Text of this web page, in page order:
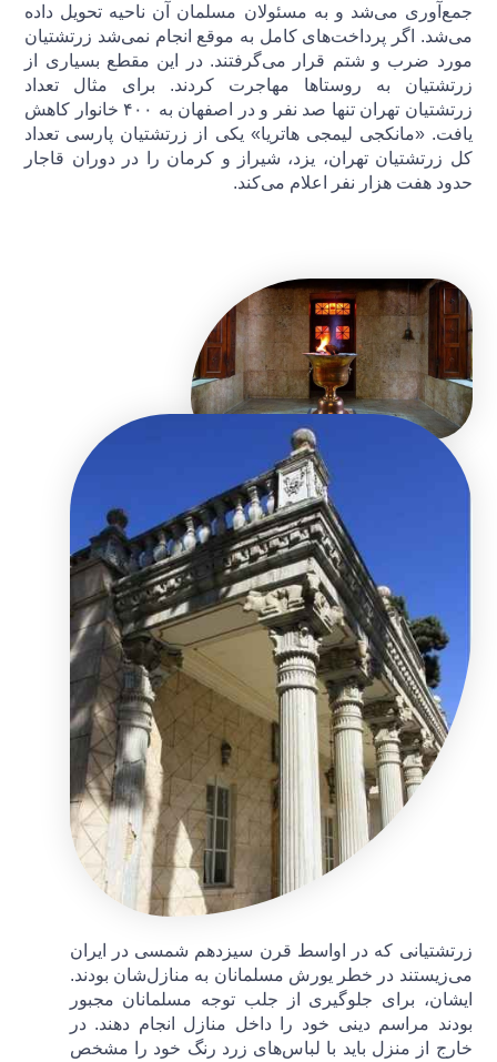
جمع‌آوری می‌شد و به مسئولان مسلمان آن ناحیه تحویل داده
می‌شد. اگر پرداخت‌های کامل به موقع انجام نمی‌شد زرتشتیان
مورد ضرب و شتم قرار می‌گرفتند. در این مقطع بسیاری از
زرتشتیان به روستاها مهاجرت کردند. برای مثال تعداد
زرتشتیان تهران تنها صد نفر و در اصفهان به ۴۰۰ خانوار کاهش
یافت. «مانکجی لیمجی هاتریا» یکی از زرتشتیان پارسی تعداد
کل زرتشتیان تهران، یزد، شیراز و کرمان را در دوران قاجار
حدود هفت هزار نفر اعلام می‌کند.
زرتشتیانی که در اواسط قرن سیزدهم شمسی در ایران
می‌زیستند در خطر یورش مسلمانان به منازل‌شان بودند.
ایشان، برای جلوگیری از جلب توجه مسلمانان مجبور
بودند مراسم دینی خود را داخل منازل انجام دهند. در
خارج از منزل باید با لباس‌های زرد رنگ خود را مشخص